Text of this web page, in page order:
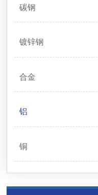
碳钢
镀锌钢
合金
铝
铜